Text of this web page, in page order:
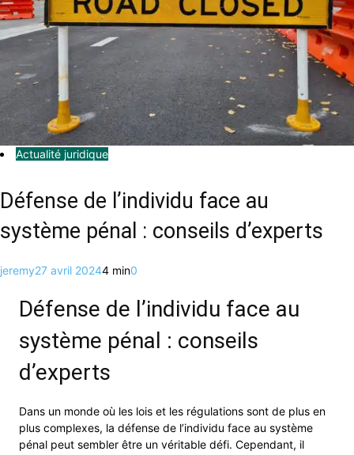
Actualité juridique
Défense de l’individu face au
système pénal : conseils d’experts
jeremy27 avril 20244 min0
Défense de l’individu face au
système pénal : conseils
d’experts
Dans un monde où les lois et les régulations sont de plus en
plus complexes, la défense de l’individu face au système
pénal peut sembler être un véritable défi. Cependant, il